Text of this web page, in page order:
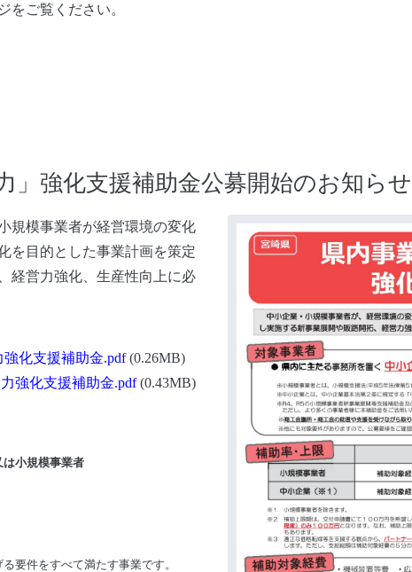
をご覧ください。
」強化支援補助金公募開始のお知らせ
規模事業者が経営環境の変化
を目的とした事業計画を策定
経営力強化、生産性向上に必
強化支援補助金.pdf (0.26MB)
強化支援補助金.pdf (0.43MB)
は小規模事業者
要件をすべて満たす事業です。